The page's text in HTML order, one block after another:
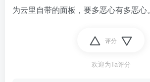
为云里自带的面板，要多恶心有多恶心。
评分
欢迎为Ta评分